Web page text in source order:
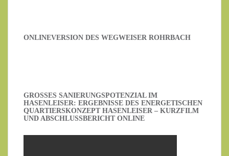
ONLINEVERSION DES WEGWEISER ROHRBACH
GROSSES SANIERUNGSPOTENZIAL IM H
ASENLEISER: ERGEBNISSE DES ENERGETISCHEN Q
UARTIERSKONZEPT HASENLEISER – KURZFILM U
ND ABSCHLUSSBERICHT ONLINE